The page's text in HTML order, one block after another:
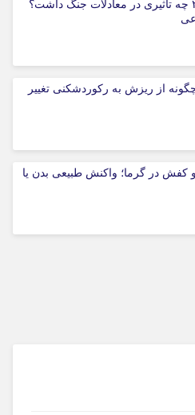
عملیات نصر ۲ چه تاثیری در معادلات جنگ داشت؟
از ریزش به رکوردشکنی تغییر
کفش در گرما؛ واکنش طبیعی بدن یا